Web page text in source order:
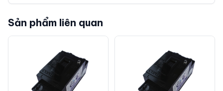
Sản phẩm liên quan